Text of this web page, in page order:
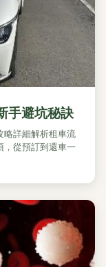
手避坑秘訣
略詳細解析租車流
，從預訂到還車一